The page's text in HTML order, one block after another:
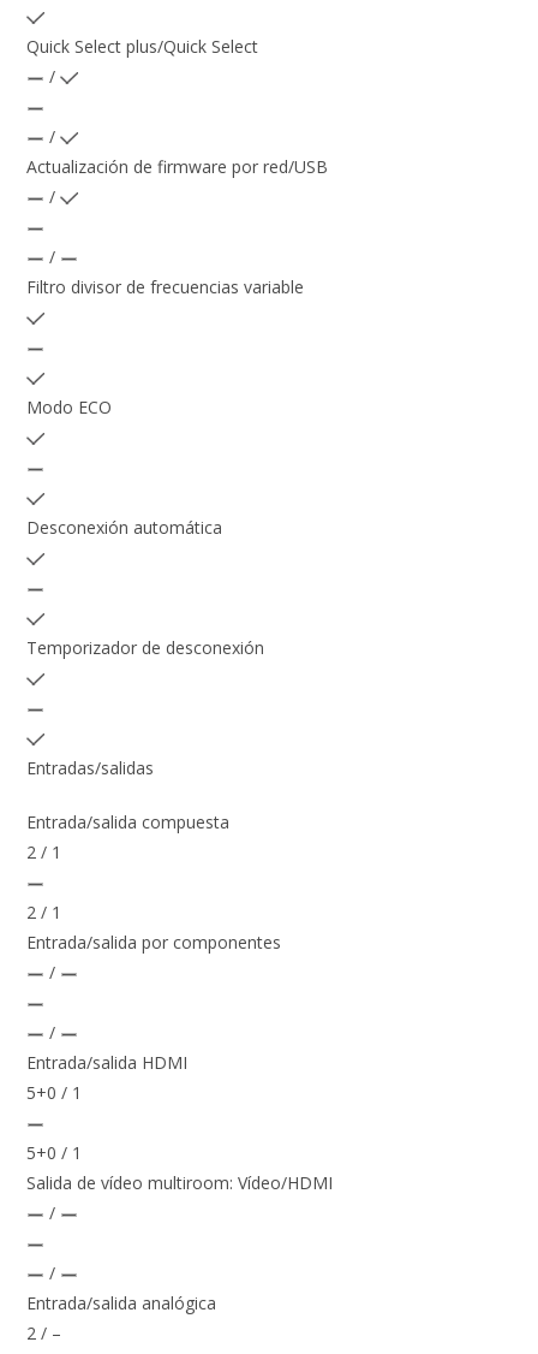
Quick Select plus/Quick Select
/
/
Actualización de firmware por red/USB
/
/
Filtro divisor de frecuencias variable
Modo ECO
Desconexión automática
Temporizador de desconexión
Entradas/salidas
Entrada/salida compuesta
2 / 1
2 / 1
Entrada/salida por componentes
/
/
Entrada/salida HDMI
5+0 / 1
5+0 / 1
Salida de vídeo multiroom: Vídeo/HDMI
/
/
Entrada/salida analógica
2 / –